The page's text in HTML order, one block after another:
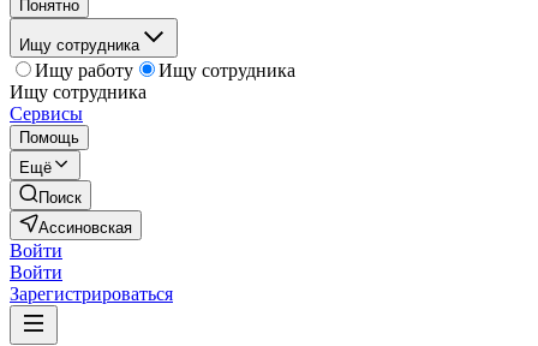
Понятно
Ищу сотрудника
Ищу работу
Ищу сотрудника
Ищу сотрудника
Сервисы
Помощь
Ещё
Поиск
Ассиновская
Войти
Войти
Зарегистрироваться